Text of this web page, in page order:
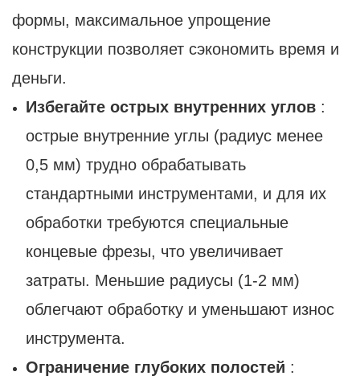
формы, максимальное упрощение
конструкции позволяет сэкономить время и
деньги.
Избегайте острых внутренних углов :
острые внутренние углы (радиус менее
0,5 мм) трудно обрабатывать
стандартными инструментами, и для их
обработки требуются специальные
концевые фрезы, что увеличивает
затраты. Меньшие радиусы (1-2 мм)
облегчают обработку и уменьшают износ
инструмента.
Ограничение глубоких полостей :